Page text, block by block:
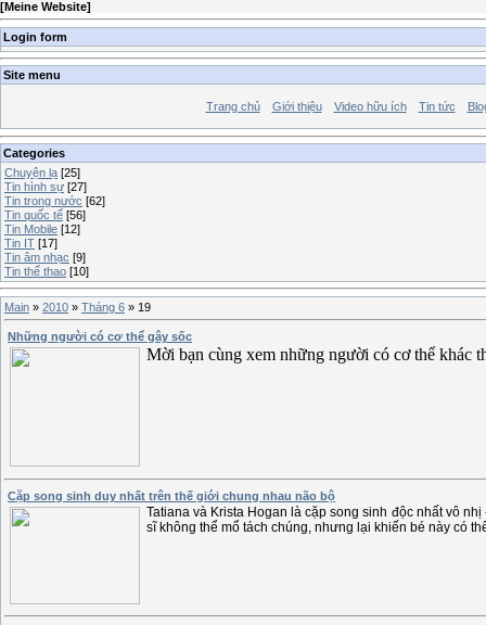
[Meine Website]
Login form
Site menu
Trang chủ Giới thiệu Video hữu ích Tin tức
Categories
Chuyện lạ [25]
Tin hình sự [27]
Tin trong nước [62]
Tin quốc tế [56]
Tin Mobile [12]
Tin IT [17]
Tin âm nhạc [9]
Tin thể thao [10]
Main » 2010 » Tháng 6 » 19
Những người có cơ thể gây sốc
Mời bạn cùng xem những người có cơ thể khác
Cặp song sinh duy nhất trên thế giới chung nhau não bộ
Tatiana và Krista Hogan là cặp song sinh độc nhất vô
sĩ không thể mổ tách chúng, nhưng lại khiến bé này có